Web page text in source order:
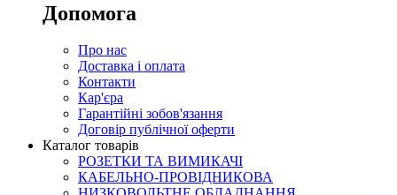
Допомога
Про нас
Доставка і оплата
Контакти
Кар'єра
Гарантійні зобов'язання
Договір публічної оферти
Каталог товарів
РОЗЕТКИ ТА ВИМИКАЧІ
КАБЕЛЬНО-ПРОВІДНИКОВА